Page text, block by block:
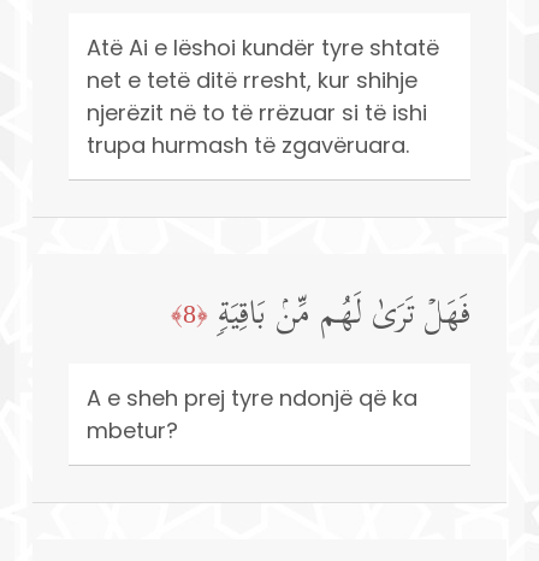
Atë Ai e lëshoi kundër tyre shtatë
net e tetë ditë rresht, kur shihje
njerëzit në to të rrëzuar si të ishi
trupa hurmash të zgavëruara.
فَهَلۡ تَرَىٰ لَهُم مِّنۢ بَاقِیَةࣲ ﴿8﴾
A e sheh prej tyre ndonjë që ka
mbetur?